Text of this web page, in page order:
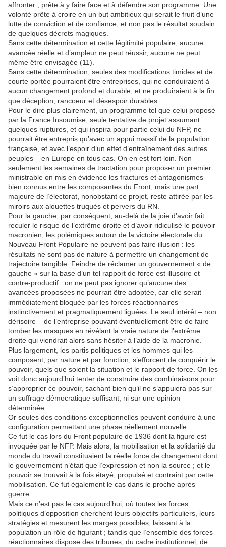
affronter ; prête à y faire face et à défendre son programme. Une
volonté prête à croire en un but ambitieux qui serait le fruit d’une
lutte de conviction et de confiance, et non pas le résultat soudain
de quelques décrets magiques.
Sans cette détermination et cette légitimité populaire, aucune
avancée réelle et d’ampleur ne peut réussir, aucune ne peut
même être envisagée (11).
Sans cette détermination, seules des modifications timides et de
courte portée pourraient être entreprises, qui ne conduiraient à
aucun changement profond et durable, et ne produiraient à la fin
que déception, rancoeur et désespoir durables.
Pour le dire plus clairement, un programme tel que celui proposé
par la France Insoumise, seule tentative de projet assumant
quelques ruptures, et qui inspira pour partie celui du NFP, ne
pourrait être entrepris qu’avec un appui massif de la population
française, et avec l’espoir d’un effet d’entraînement des autres
peuples – en Europe en tous cas. On en est fort loin. Non
seulement les semaines de tractation pour proposer un premier
ministrable on mis en évidence les fractures et antagonismes
bien connus entre les composantes du Front, mais une part
majeure de l’électorat, nonobstant ce projet, reste attirée par les
miroirs aux alouettes truqués et pervers du RN.
Pour la gauche, par conséquent, au-delà de la joie d’avoir fait
reculer le risque de l’extrême droite et d’avoir ridiculisé le pouvoir
macronien, les polémiques autour de la victoire électorale du
Nouveau Front Populaire ne peuvent pas faire illusion : les
résultats ne sont pas de nature à permettre un changement de
trajectoire tangible. Feindre de réclamer un gouvernement « de
gauche » sur la base d’un tel rapport de force est illusoire et
contre-productif : on ne peut pas ignorer qu’aucune des
avancées proposées ne pourrait être adoptée, car elle serait
immédiatement bloquée par les forces réactionnaires
instinctivement et pragmatiquement liguées. Le seul intérêt – non
dérisoire – de l’entreprise pouvant éventuellement être de faire
tomber les masques en révélant la vraie nature de l’extrême
droite qui viendrait alors sans hésiter à l’aide de la macronie.
Plus largement, les partis politiques et les hommes qui les
composent, par nature et par fonction, s’efforcent de conquérir le
pouvoir, quels que soient la situation et le rapport de force. On les
voit donc aujourd’hui tenter de construire des combinaisons pour
s’approprier ce pouvoir, sachant bien qu’il ne s’appuiera pas sur
un suffrage démocratique suffisant, ni sur une opinion
déterminée.
Or seules des conditions exceptionnelles peuvent conduire à une
configuration permettant une phase réellement nouvelle.
Ce fut le cas lors du Front populaire de 1936 dont la figure est
invoquée par le NFP. Mais alors, la mobilisation et la solidarité du
monde du travail constituaient la réelle force de changement dont
le gouvernement n’était que l’expression et non la source ; et le
pouvoir se trouvait à la fois étayé, propulsé et contraint par cette
mobilisation. Ce fut également le cas dans le proche après
guerre.
Mais ce n’est pas le cas aujourd’hui, où toutes les forces
politiques d’opposition cherchent leurs objectifs particuliers, leurs
stratégies et mesurent les marges possibles, laissant à la
population un rôle de figurant ; tandis que l’ensemble des forces
réactionnaires dispose des tribunes, du cadre institutionnel, de